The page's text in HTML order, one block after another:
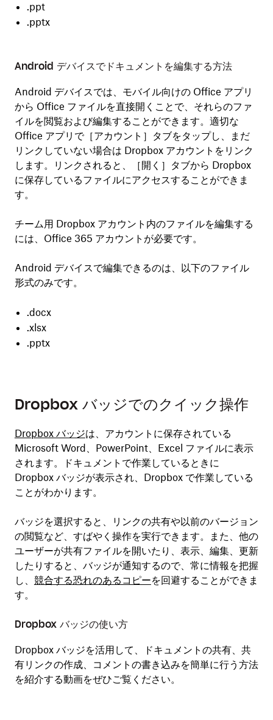
.ppt
.pptx
Android デバイスでドキュメントを編集する方法
Android デバイスでは、モバイル向けの Office アプリ
から Office ファイルを直接開くことで、それらのファ
イルを閲覧および編集することができます。適切な
Office アプリで［アカウント ］タブをタップし、まだ
リンクしていない場合は Dropbox アカウントをリンク
します。リンクされると、［開く ］タブから Dropbox
に保存しているファイルにアクセスすることができま
す。
チーム用 Dropbox アカウント内のファイルを編集する
には、Office 365 アカウントが必要です。
Android デバイスで編集できるのは、以下のファイル
形式のみです。
.docx
.xlsx
.pptx
Dropbox バッジでのクイック操作
Dropbox バッジは、アカウントに保存されている
Microsoft Word、PowerPoint、Excel ファイルに表示
されます。ドキュメントで作業しているときに
Dropbox バッジが表示され、Dropbox で作業している
ことがわかります。
バッジを選択すると、リンクの共有や以前のバージョン
の閲覧など、すばやく操作を実行できます。また、他の
ユーザーが共有ファイルを開いたり、表示、編集、更新
したりすると、バッジが通知するので、常に情報を把握
し、 競合する恐れのあるコピーを回避することができま
す。
Dropbox バッジの使い方
Dropbox バッジを活用して、ドキュメントの共有、共
有リンクの作成、コメントの書き込みを簡単に行う方法
を紹介する動画をぜひご覧ください。